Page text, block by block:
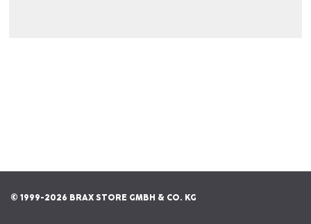
© 1999-2026 BRAX STORE GMBH & CO. KG